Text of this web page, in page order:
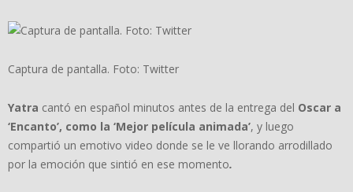
Captura de pantalla. Foto: Twitter
Yatra cantó en español minutos antes de la entrega del Oscar a
‘Encanto’, como la ‘Mejor película animada’, y luego
compartió un emotivo video donde se le ve llorando arrodillado
por la emoción que sintió en ese momento.